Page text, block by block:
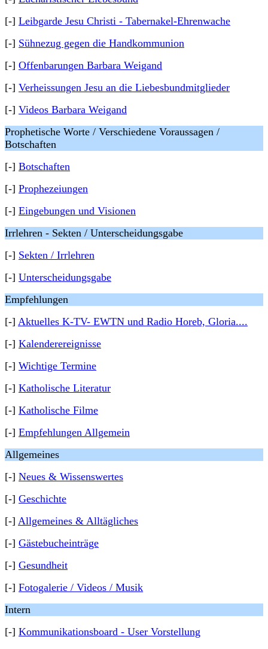
[-] Leibgarde Jesu Christi - Tabernakel-Ehrenwache
[-] Sühnezug gegen die Handkommunion
[-] Offenbarungen Barbara Weigand
[-] Verheissungen Jesu an die Liebesbundmitglieder
[-] Videos Barbara Weigand
Prophetische Worte / Verschiedene Voraussagen /
Botschaften
[-] Botschaften
[-] Prophezeiungen
[-] Eingebungen und Visionen
Irrlehren - Sekten / Unterscheidungsgabe
[-] Sekten / Irrlehren
[-] Unterscheidungsgabe
Empfehlungen
[-] Aktuelles K-TV- EWTN und Radio Horeb, Gloria....
[-] Kalenderereignisse
[-] Wichtige Termine
[-] Katholische Literatur
[-] Katholische Filme
[-] Empfehlungen Allgemein
Allgemeines
[-] Neues & Wissenswertes
[-] Geschichte
[-] Allgemeines & Alltägliches
[-] Gästebucheinträge
[-] Gesundheit
[-] Fotogalerie / Videos / Musik
Intern
[-] Kommunikationsboard - User Vorstellung